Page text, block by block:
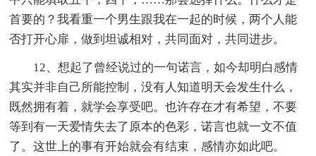
首要的？我看重一个男生跟我在一起的时候，两个人能
否打开心扉，做到坦诚相对，共同面对，共同进步。
12、想起了曾经说过的一句诺言，如今却明白感情
其实并非自己所能控制，没有人知道明天会发生什么，
既然拥有着，就学会享受吧。也许存在才有希望，不要
等到有一天爱情失去了原本的色彩，诺言也就一文不值
了。这世上的事有开始就会有结束，感情亦如此吧。